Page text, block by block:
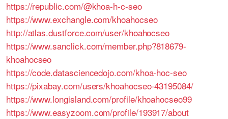
https://republic.com/@khoa-h-c-seo
https://www.exchangle.com/khoahocseo
http://atlas.dustforce.com/user/khoahocseo
https://www.sanclick.com/member.php?818679-
khoahocseo
https://code.datasciencedojo.com/khoa-hoc-seo
https://pixabay.com/users/khoahocseo-43195084/
https://www.longisland.com/profile/khoahocseo99
https://www.easyzoom.com/profile/193917/about